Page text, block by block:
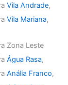
Vila Andrade,
Vila Mariana,
Zona Leste
Água Rasa,
Anália Franco,